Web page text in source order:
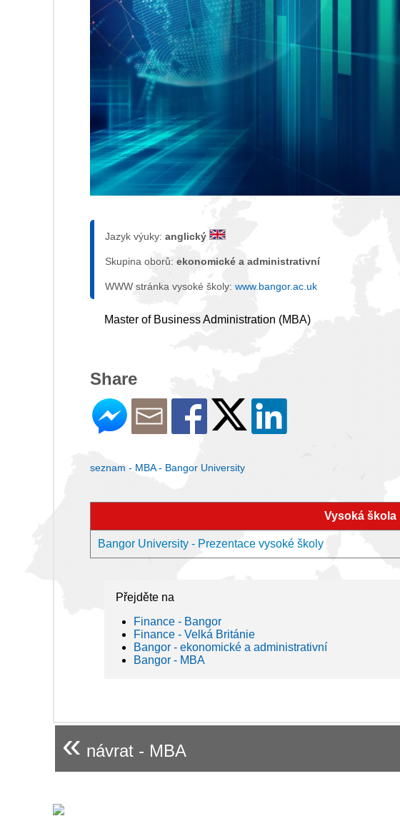
Jazyk výuky: anglický
Skupina oborů: ekonomické a administrativní
WWW stránka vysoké školy: www.bangor.ac.uk
Master of Business Administration (MBA)
Share
seznam - MBA - Bangor University
Vysoká škola
Bangor University - Prezentace vysoké školy
Přejděte na
Finance - Bangor
Finance - Velká Británie
Bangor - ekonomické a administrativní
Bangor - MBA
« návrat - MBA